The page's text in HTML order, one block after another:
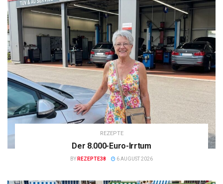
REZEPTE
Der 8.000-Euro-Irrtum
BY REZEPTE38 6 AUGUST 2026